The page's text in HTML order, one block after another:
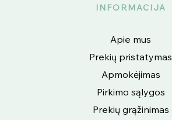
INFORMACIJA
Apie mus
Prekių pristatymas
Apmokėjimas
Pirkimo sąlygos
Prekių grąžinimas